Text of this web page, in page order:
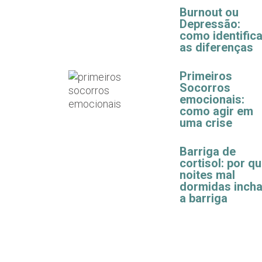
Burnout ou
Depressão:
como
as diferenças
Primeiros
Socorros
emocionais:
como agir em
uma crise
Barriga de
cortisol: por
noites mal
dormidas
a barriga